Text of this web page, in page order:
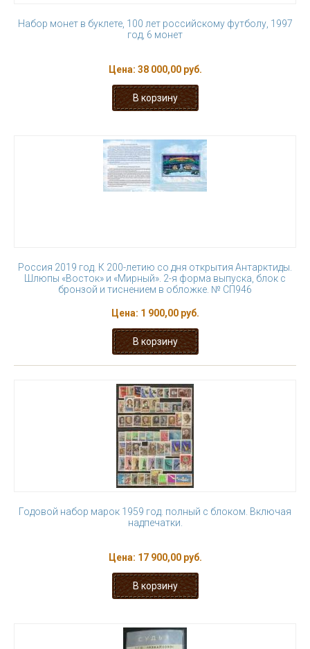
Набор монет в буклете, 100 лет российскому футболу, 1997
год, 6 монет
Цена: 38 000,00 руб.
Россия 2019 год. К 200-летию со дня открытия Антарктиды.
Шлюпы «Восток» и «Мирный». 2-я форма выпуска, блок с
бронзой и тиснением в обложке. № СП946
Цена: 1 900,00 руб.
Годовой набор марок 1959 год. полный с блоком. Включая
надпечатки.
Цена: 17 900,00 руб.